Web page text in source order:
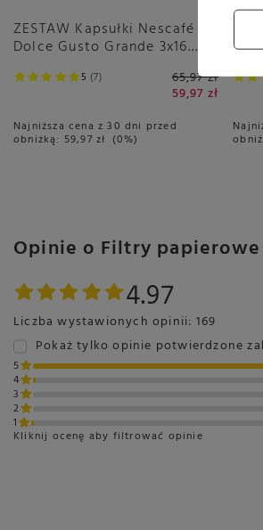
5 7
ZESTAW Kapsułki Nescafé
Dolce Gusto Grande 3x16
65,97 zł
59,97 zł
Najniższa cena z 30 dni przed
obniżką: 59,97 zł 0%
Opinie o Filtry
4.97
Liczba wystawionych opinii: 169
Pokaż tylko opinie potwierdzone
5
4
3
2
1
Kliknij ocenę aby filtrować opinie